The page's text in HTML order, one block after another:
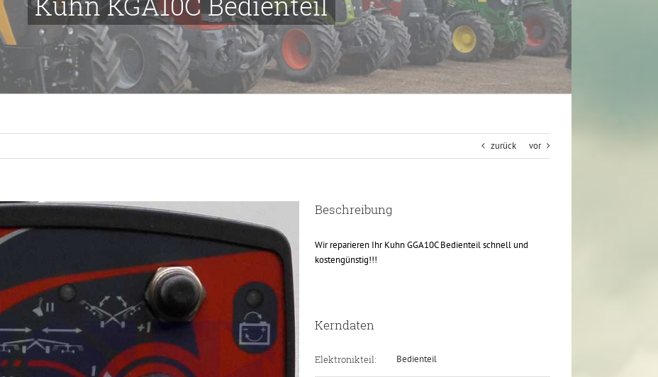
zurück vor
Beschreibung
Wir reparieren Ihr Kuhn GGA10C Bedienteil schnell und
kostengünstig!!!
Kerndaten
Elektronikteil: Bedienteil